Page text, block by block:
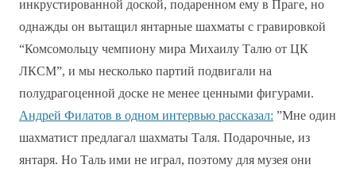
инкрустированной доской, подаренном ему в Праге, но
однажды он вытащил янтарные шахматы с гравировкой
“Комсомольцу чемпиону мира Михаилу Талю от ЦК
ЛКСМ”, и мы несколько партий подвигали на
полудрагоценной доске не менее ценными фигурами.
Андрей Филатов в одном интервью рассказал: ”Мне один
шахматист предлагал шахматы Таля. Подарочные, из
янтаря. Но Таль ими не играл, поэтому для музея они